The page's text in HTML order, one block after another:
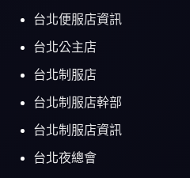
台北便服店資訊
台北公主店
台北制服店
台北制服店幹部
台北制服店資訊
台北夜總會